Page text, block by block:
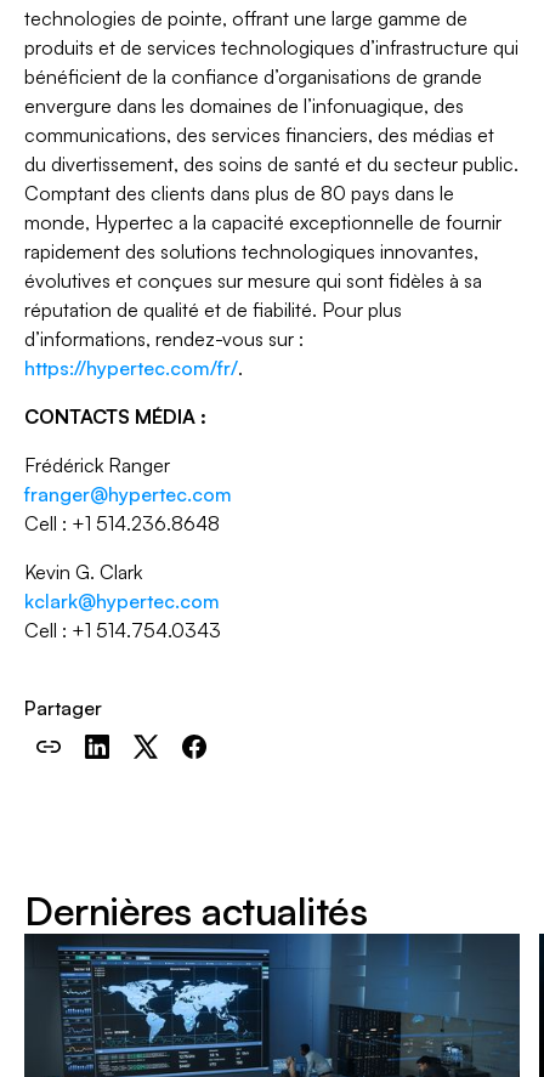
Partager
technologies de pointe, offrant une large gamme de
produits et de services technologiques d’infrastructure qui
bénéficient de la confiance d’organisations de grande
envergure dans les domaines de l’infonuagique, des
communications, des services financiers, des médias et
du divertissement, des soins de santé et du secteur public.
Comptant des clients dans plus de 80 pays dans le
monde, Hypertec a la capacité exceptionnelle de fournir
rapidement des solutions technologiques innovantes,
évolutives et conçues sur mesure qui sont fidèles à sa
réputation de qualité et de fiabilité. Pour plus
d’informations, rendez-vous sur :
https://hypertec.com/fr/.
CONTACTS MÉDIA :
Frédérick Ranger
franger@hypertec.com
Cell : +1 514.236.8648
Kevin G. Clark
kclark@hypertec.com
Cell : +1 514.754.0343
Dernières actualités